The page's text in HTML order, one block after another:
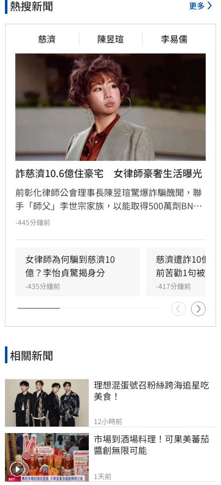
熱搜新聞 更多
慈濟 陳昱瑄 李易儒
詐慈濟10.6億住豪宅　女律師豪奢生活曝光
前彰化律師公會理事長陳昱瑄驚爆詐騙醜聞，聯
手「師父」李世宗家族，以能取得500萬劑BNT
疫苗為由，詐騙慈濟基金會高達10.6億元。檢調
宗豪宅大啖頂級海鮮與法國名酒，相當奢華。
-445分鐘前
女律師為何騙到慈濟10
億？李怡貞驚揭身分
-435分鐘前
慈濟遭詐10億
前苦勸1句被罵
-417分鐘前
相關新聞
理想混蛋號召粉絲跨海追星吃
美食！
12小時前
市場到酒場料理！可果美蕃茄
醬創無限可能
1天前